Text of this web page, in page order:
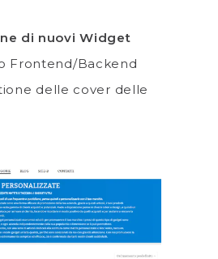
di nuovi Widget
Frontend/Backend
delle cover delle